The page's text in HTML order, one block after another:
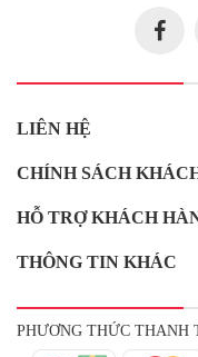
LIÊN HỆ
CHÍNH SÁCH
HỖ TRỢ KHÁCH
THÔNG TIN KHÁC
PHƯƠNG THỨC THANH